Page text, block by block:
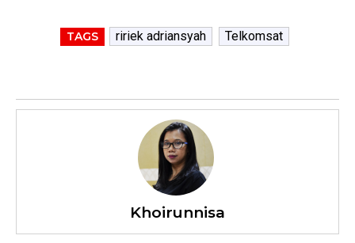
TAGS ririek adriansyah Telkomsat
Khoirunnisa